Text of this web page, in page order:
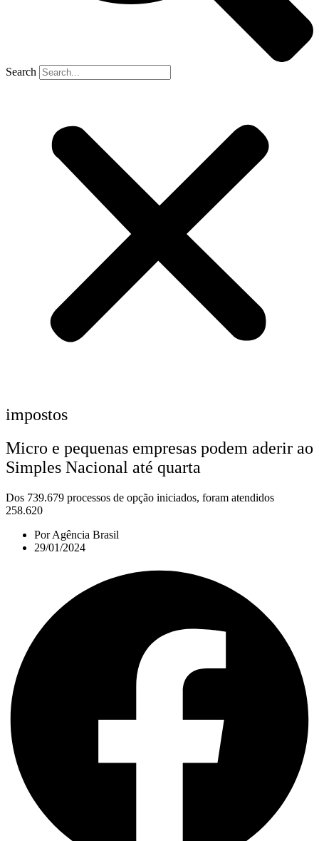
Search
impostos
Micro e pequenas empresas podem aderir ao
Simples Nacional até quarta
Dos 739.679 processos de opção iniciados, foram atendidos
258.620
PorAgência Brasil
29/01/2024